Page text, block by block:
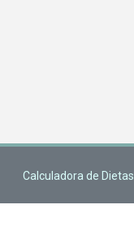
Calculadora de Dietas